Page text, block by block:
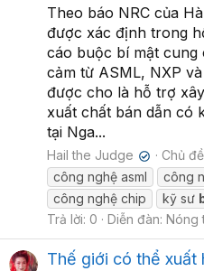
Theo báo NRC của
được xác định trong
cáo buộc bí mật
cảm từ ASML, NXP
được cho là hỗ trợ
xuất chất bán dẫn có
tại Nga...
Hail the Judge ✔ Chủ đề
công nghệ asml
công
công nghệ chip
kỹ sư
Trả lời: 0
Diễn đàn: Nóng
Thế giới có thể xuất